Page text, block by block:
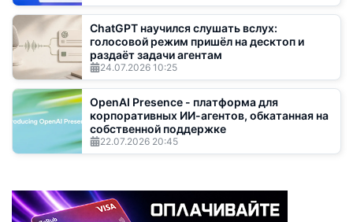
ChatGPT научился слушать вслух:
голосовой режим пришёл на десктоп и
раздаёт задачи агентам
24.07.2026 10:25
OpenAI Presence - платформа для
корпоративных ИИ-агентов, обкатанная на
собственной поддержке
22.07.2026 20:45